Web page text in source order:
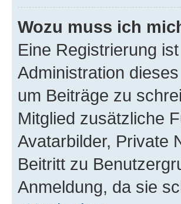
Wozu muss ich
Eine Registrierung
Administration
um Beiträge zu
Mitglied zusätzliche
Avatarbilder, Private
Beitritt zu
Anmeldung, da sie